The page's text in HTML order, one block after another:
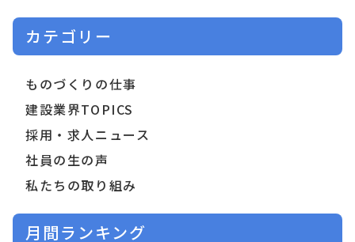
カテゴリー
ものづくりの仕事
建設業界TOPICS
採用・求人ニュース
社員の生の声
私たちの取り組み
月間ランキング